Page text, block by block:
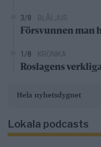
3/8 BLÅLJUS
Försvunnen man
1/8 KRÖNIKA
Roslagens
Hela nyhetsdygnet
Lokala podcasts